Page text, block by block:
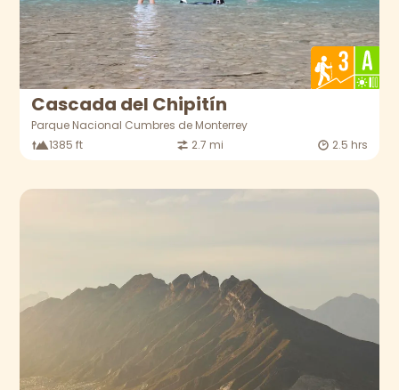
Cascada del Chipitín
Parque Nacional Cumbres de Monterrey
1385 ft
2.7 mi 2.5 hrs